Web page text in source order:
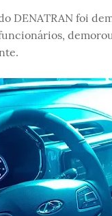
DENATRAN foi